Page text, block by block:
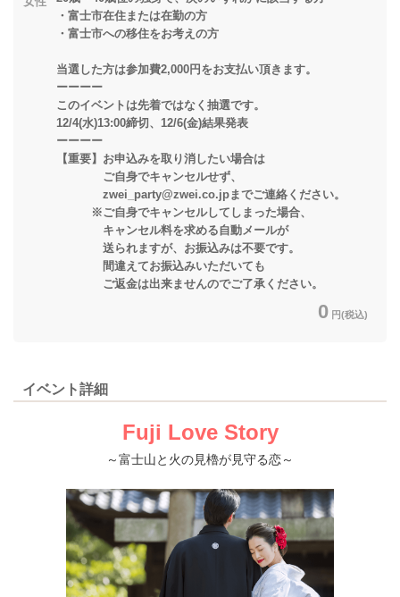
・富士市在住または在勤の方
・富士市への移住をお考えの方
当選した方は参加費2,000円をお支払い頂きます。
ーーーー
このイベントは先着ではなく抽選です。
12/4(水)13:00締切、12/6(金)結果発表
ーーーー
【重要】お申込みを取り消したい場合は
ご自身でキャンセルせず、
zwei_party@zwei.co.jpまでご連絡ください。
※ご自身でキャンセルしてしまった場合、
キャンセル料を求める自動メールが
送られますが、お振込みは不要です。
間違えてお振込みいただいても
ご返金は出来ませんのでご了承ください。
0 円(税込)
イベント詳細
Fuji Love Story
～富士山と火の見櫓が見守る恋～